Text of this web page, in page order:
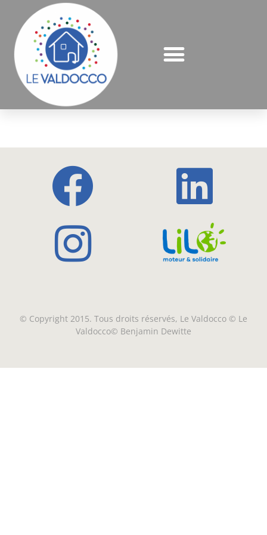
© Copyright 2015. Tous droits réservés, Le Valdocco © Le
Valdocco© Benjamin Dewitte